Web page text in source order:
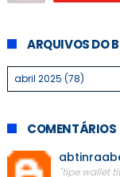
ARQUIVOS DO
COMENTÁRIOS
"tipe wallet